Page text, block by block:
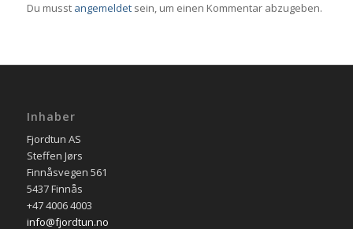
Du musst angemeldetsein, um einen Kommentar abzugeben.
Inhaber
Fjordtun AS
Steffen Jørs
Finnåsvegen 561
5437 Finnås
+47 4006 4003
info@fjordtun.no